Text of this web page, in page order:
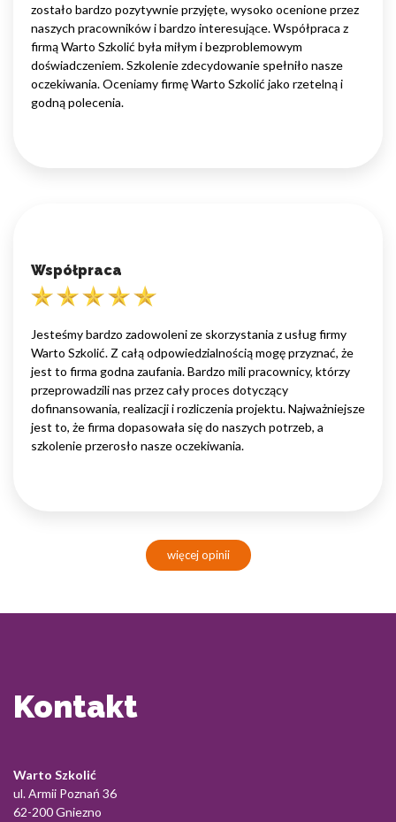
zostało bardzo pozytywnie przyjęte, wysoko ocenione przez
naszych pracowników i bardzo interesujące. Współpraca z
firmą Warto Szkolić była miłym i bezproblemowym
doświadczeniem. Szkolenie zdecydowanie spełniło nasze
oczekiwania. Oceniamy firmę Warto Szkolić jako rzetelną i
godną polecenia.
Współpraca
Jesteśmy bardzo zadowoleni ze skorzystania z usług firmy
Warto Szkolić. Z całą odpowiedzialnością mogę przyznać, że
jest to firma godna zaufania. Bardzo mili pracownicy, którzy
przeprowadzili nas przez cały proces dotyczący
dofinansowania, realizacji i rozliczenia projektu. Najważniejsze
jest to, że firma dopasowała się do naszych potrzeb, a
szkolenie przerosło nasze oczekiwania.
więcej opinii
Kontakt
Warto Szkolić
ul. Armii Poznań 36
62-200 Gniezno